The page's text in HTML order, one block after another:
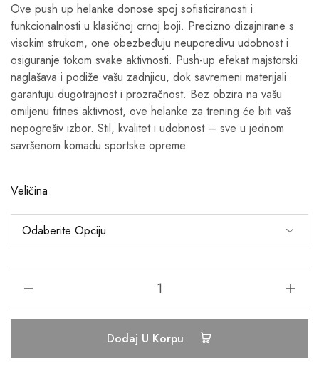
Ove push up helanke donose spoj sofisticiranosti i
funkcionalnosti u klasičnoj crnoj boji. Precizno dizajnirane s
visokim strukom, one obezbeđuju neuporedivu udobnost i
osiguranje tokom svake aktivnosti. Push-up efekat majstorski
naglašava i podiže vašu zadnjicu, dok savremeni materijali
garantuju dugotrajnost i prozračnost. Bez obzira na vašu
omiljenu fitnes aktivnost, ove helanke za trening će biti vaš
nepogrešiv izbor. Stil, kvalitet i udobnost – sve u jednom
savršenom komadu sportske opreme.
Veličina
Dodaj U Korpu